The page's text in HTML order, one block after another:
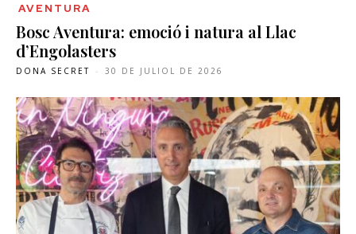
AVENTURA
Bosc Aventura: emoció i natura al Llac
d’Engolasters
DONA SECRET - 30 DE JULIOL DE 2026